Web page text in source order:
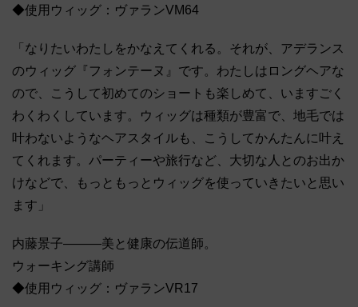
◆使用ウィッグ：ヴァランVM64
「なりたいわたしをかなえてくれる。それが、アデランス
のウィッグ『フォンテーヌ』です。わたしはロングヘアな
ので、こうして初めてのショートも楽しめて、いますごく
わくわくしています。ウィッグは種類が豊富で、地毛では
叶わないようなヘアスタイルも、こうしてかんたんに叶え
てくれます。パーティーや旅行など、大切な人とのお出か
けなどで、もっともっとウィッグを使っていきたいと思い
ます」
内藤景子―――美と健康の伝道師。
ウォーキング講師
◆使用ウィッグ：ヴァランVR17